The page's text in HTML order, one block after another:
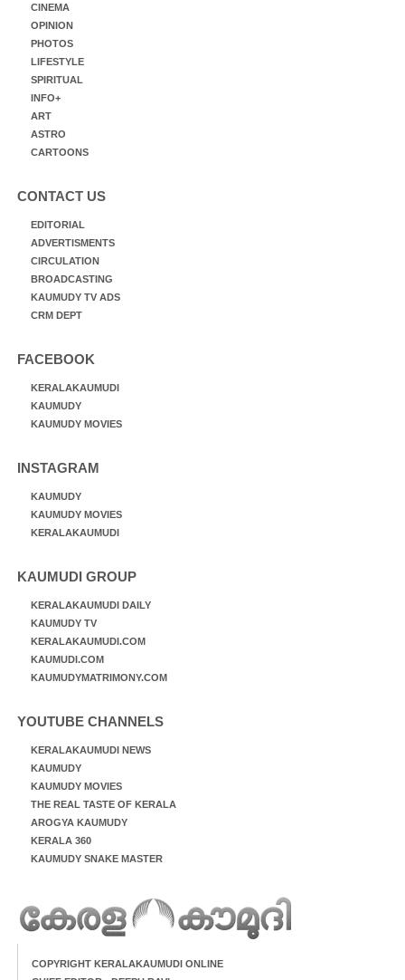
CINEMA
OPINION
PHOTOS
LIFESTYLE
SPIRITUAL
INFO+
ART
ASTRO
CARTOONS
CONTACT US
EDITORIAL
ADVERTISMENTS
CIRCULATION
BROADCASTING
KAUMUDY TV ADS
CRM DEPT
FACEBOOK
KERALAKAUMUDI
KAUMUDY
KAUMUDY MOVIES
INSTAGRAM
KAUMUDY
KAUMUDY MOVIES
KERALAKAUMUDI
KAUMUDI GROUP
KERALAKAUMUDI DAILY
KAUMUDY TV
KERALAKAUMUDI.COM
KAUMUDI.COM
KAUMUDYMATRIMONY.COM
YOUTUBE CHANNELS
KERALAKAUMUDI NEWS
KAUMUDY
KAUMUDY MOVIES
THE REAL TASTE OF KERALA
AROGYA KAUMUDY
KERALA 360
KAUMUDY SNAKE MASTER
COPYRIGHT KERALAKAUMUDI ONLINE